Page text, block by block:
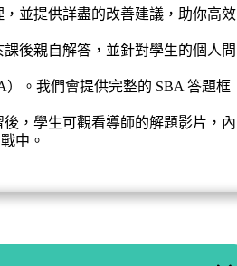
並提供詳盡的改善建議，助你高效
後親自解答，並針對學生的個人問
。我們會提供完整的 SBA 答題框
，學生可觀看導師的解題影片，內
中。